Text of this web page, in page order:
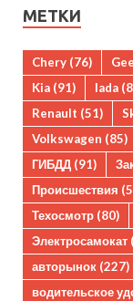
МЕТКИ
Chery (76)
Kia (91) lada
Renault (51)
Volkswagen (85)
ГИБДД (91)
Происшествия
Техосмотр (80)
Электросамокат
авторынок (227)
водительское